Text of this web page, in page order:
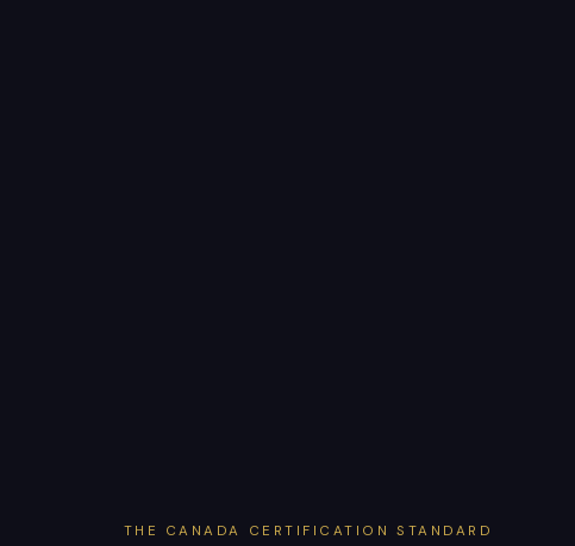
THE CANADA CERTIFICATION STANDARD